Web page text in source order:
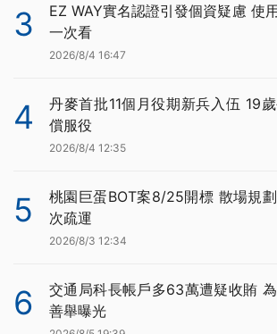
3
EZ WAY實名認證引發個資疑慮 使
一次看
2026/8/4 16:47
4
丹麥首批11個月役期新兵入伍 19
償服役
2026/8/4 12:35
5
桃園巨蛋BOT案8/25開標 散場規
次疏運
2026/8/3 12:34
6
交通局科長帳戶多63萬遭疑收賄
善舉曝光